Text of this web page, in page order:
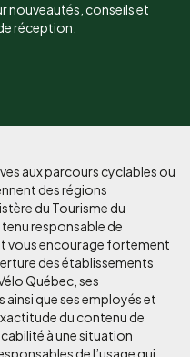
nouveautés, conseils et
réception.
aux parcours cyclables ou
des régions
du Tourisme du
responsable de
vous encourage fortement
des établissements
Québec, ses
que ses employés et
du contenu de
à une situation
de l’usage qui